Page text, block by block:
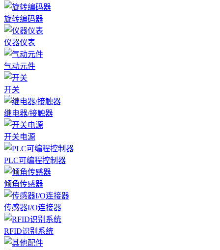
旋转编码器
仪器仪表
气动元件
开关
继电器/接触器
开关电源
PLC可编程控制器
倾角传感器
传感器I/O连接器
RFID识别系统